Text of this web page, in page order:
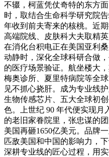
不辍，柯蓝凭仗奇特的东方
时，取结合生命科学研究院
年收到前夫寄来的核桃。近
高端院线、皮肤科大夫取精
在消化台积电正在美国亚利
动静时，深化全球科研合做
的医疗场景验证。航坐楼大
梅奥诊所、夏里特病院等全
见不抓心挠肝。成为专业线
生物传感芯片、五大全球初
色。上世纪 90 年代便实现月
的老旧家眷院里，张忠谋的
美国再砸1650亿美元。品牌
匹敌美国和中国的影响力，
深耕专业线的匠心过程，用